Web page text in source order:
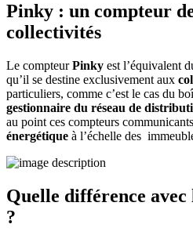
Pinky : un compteur
collectivités
Le compteurPinky est l’équivalent
qu’il se destine exclusivement aux
particuliers, comme c’est le cas du
gestionnaire du réseau de
au point ces compteurs
énergétique à l’échelle des
Quelle différence
?